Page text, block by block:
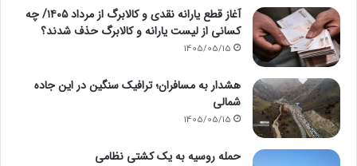
آغاز قطع یارانه نقدی و کالابرگ از مرداد ۱۴۰۵/ چه
کسانی از لیست یارانه و کالابرگ حذف شدند؟
1405/05/15
هشدار به مسافران؛ ترافیک سنگین در این جاده
شمالی
1405/05/15
حمله روسیه به یک کشتی نظامی